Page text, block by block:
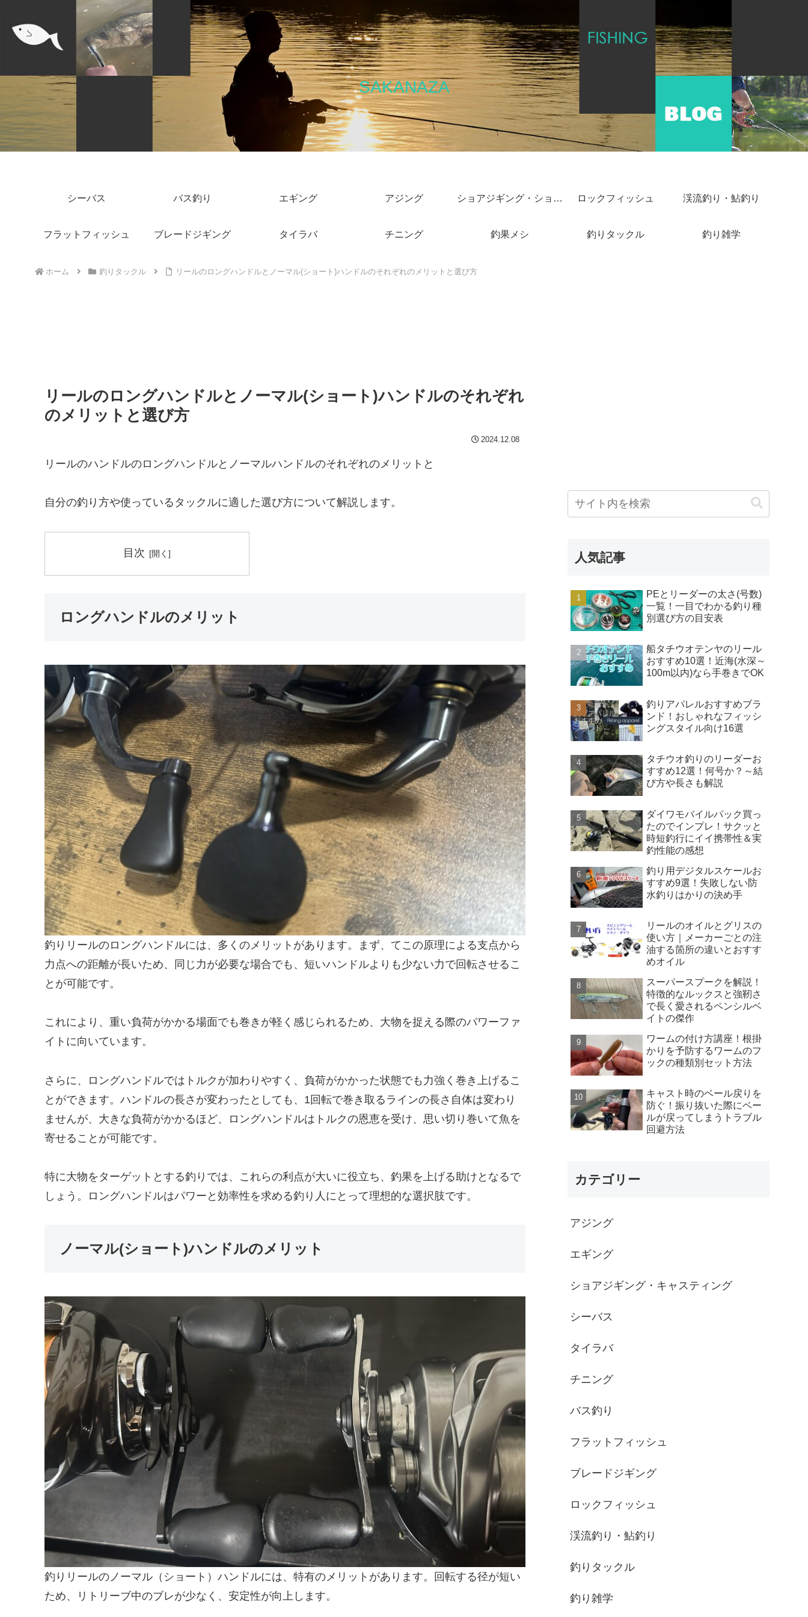
SAKANAZA
シーバス バス釣り エギング アジング ショアジギング・ショアキャスティング ロックフィッシュ 渓流釣り・鮎釣り
フラットフィッシュ ブレードジギング タイラバ チニング 釣果メシ 釣りタックル 釣り雑学
ホーム 釣りタックル リールのロングハンドルとノーマル(ショート)ハンドルのそれぞれのメリットと選び方
リールのロングハンドルとノーマル(ショート)ハンドルのそれぞれ
のメリットと選び方
2024.12.08
リールのハンドルのロングハンドルとノーマルハンドルのそれぞれのメリットと
自分の釣り方や使っているタックルに適した選び方について解説します。
目次
ロングハンドルのメリット
釣りリールのロングハンドルには、多くのメリットがあります。まず、てこの原理による支点から
力点への距離が長いため、同じ力が必要な場合でも、短いハンドルよりも少ない力で回転させるこ
とが可能です。
これにより、重い負荷がかかる場面でも巻きが軽く感じられるため、大物を捉える際のパワーファ
イトに向いています。
さらに、ロングハンドルではトルクが加わりやすく、負荷がかかった状態でも力強く巻き上げるこ
とができます。ハンドルの長さが変わったとしても、1回転で巻き取るラインの長さ自体は変わり
ませんが、大きな負荷がかかるほど、ロングハンドルはトルクの恩恵を受け、思い切り巻いて魚を
寄せることが可能です。
特に大物をターゲットとする釣りでは、これらの利点が大いに役立ち、釣果を上げる助けとなるで
しょう。ロングハンドルはパワーと効率性を求める釣り人にとって理想的な選択肢です。
ノーマル(ショート)ハンドルのメリット
釣りリールのノーマル（ショート）ハンドルには、特有のメリットがあります。回転する径が短い
ため、リトリーブ中のブレが少なく、安定性が向上します。
人気記事
PEとリーダーの太さ(号数)
一覧！一目でわかる釣り種
別選び方の目安表
船タチウオテンヤのリール
おすすめ10選！近海(水深～
100m以内)なら手巻きでOK
釣りアパレルおすすめブラ
ンド！おしゃれなフィッシ
ングスタイル向け16選
タチウオ釣りのリーダーお
すすめ12選！何号か？～結
び方や長さも解説
ダイワモバイルパック買っ
たのでインプレ！サクッと
時短釣行にイイ携帯性＆実
釣性能の感想
釣り用デジタルスケールお
すすめ9選！失敗しない防
水釣りはかりの決め手
リールのオイルとグリスの
使い方｜メーカーごとの注
油する箇所の違いとおすす
めオイル
スーパースプークを解説！
特徴的なルックスと強靭さ
で長く愛されるペンシルベ
イトの傑作
ワームの付け方講座！根掛
かりを予防するワームのフ
ックの種類別セット方法
キャスト時のベール戻りを
防ぐ！振り抜いた際にベー
ルが戻ってしまうトラブル
回避方法
カテゴリー
アジング
エギング
ショアジギング・キャスティング
シーバス
タイラバ
チニング
バス釣り
フラットフィッシュ
ブレードジギング
ロックフィッシュ
渓流釣り・鮎釣り
釣りタックル
釣り雑学